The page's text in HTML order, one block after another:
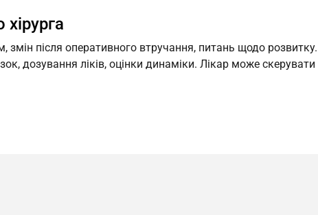
змін після оперативного втручання, питань щодо
дозування ліків, оцінки динаміки. Лікар може